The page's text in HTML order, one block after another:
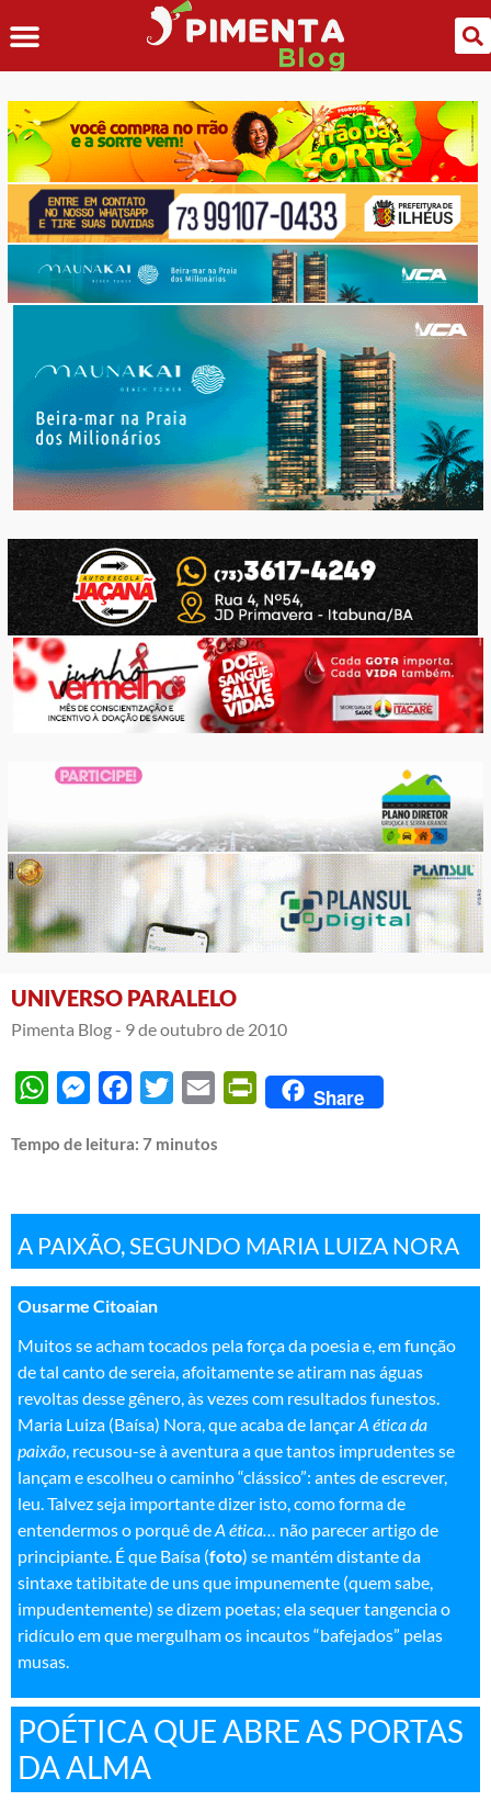
UNIVERSO PARALELO
Pimenta Blog - 9 de outubro de 2010
WhatsAppMessengerFacebook
Twitter Email PrintFriendly
Share
Tempo de leitura: 7 minutos
A PAIXÃO, SEGUNDO MARIA LUIZA NORA
Ousarme Citoaian
Muitos se acham tocados pela força da poesia e, em função
de tal canto de sereia, afoitamente se atiram nas águas
revoltas desse gênero, às vezes com resultados funestos.
Maria Luiza (Baísa) Nora, que acaba de lançarA ética da
paixão, recusou-se à aventura a que tantos imprudentes se
lançam e escolheu o caminho “clássico”: antes de escrever,
leu. Talvez seja importante dizer isto, como forma de
entendermos o porquê deA ética… não parecer artigo de
principiante. É que Baísa (foto) se mantém distante da
sintaxe tatibitate de uns que impunemente (quem sabe,
impudentemente) se dizem poetas; ela sequer tangencia o
ridículo em que mergulham os incautos “bafejados” pelas
musas.
POÉTICA QUE ABRE AS PORTAS
DA ALMA